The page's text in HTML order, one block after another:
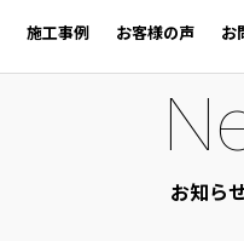
施工事例 お客様の声 お
お知ら